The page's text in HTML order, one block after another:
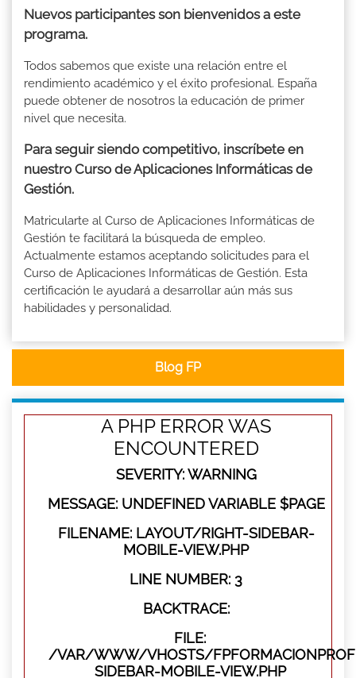
Nuevos participantes son bienvenidos a este
programa.
Todos sabemos que existe una relación entre el
rendimiento académico y el éxito profesional. España
puede obtener de nosotros la educación de primer
nivel que necesita.
Para seguir siendo competitivo, inscríbete en
nuestro Curso de Aplicaciones Informáticas de
Gestión.
Matricularte al Curso de Aplicaciones Informáticas de
Gestión te facilitará la búsqueda de empleo.
Actualmente estamos aceptando solicitudes para el
Curso de Aplicaciones Informáticas de Gestión. Esta
certificación le ayudará a desarrollar aún más sus
habilidades y personalidad.
Blog FP
A PHP ERROR WAS
ENCOUNTERED
SEVERITY: WARNING
MESSAGE: UNDEFINED VARIABLE $PAGE
FILENAME: LAYOUT/RIGHT-SIDEBAR-
MOBILE-VIEW.PHP
LINE NUMBER: 3
BACKTRACE:
FILE:
/VAR/WWW/VHOSTS/
SIDEBAR-MOBILE-VIEW.PHP